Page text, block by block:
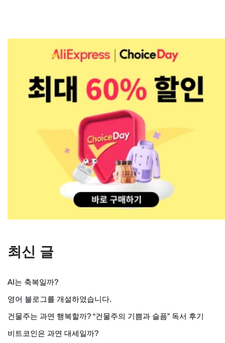
최신 글
AI는 축복일까?
영어 블로그를 개설하였습니다.
건물주는 과연 행복할까? “건물주의 기쁨과 슬픔” 독서 후기
비트코인은 과연 대세일까?